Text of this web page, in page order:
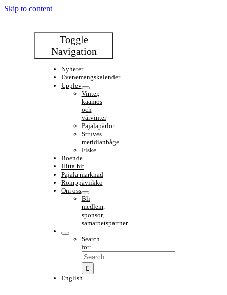
Skip to content
Toggle
Navigation
Nyheter
Evenemangskalender
Upplev
Vinter,
kaamos
och
vårvinter
Pajalapärlor
Struves
meridianbåge
Fiske
Boende
Hitta hit
Pajala marknad
Römppäviikko
Om oss
Bli
medlem,
sponsor,
samarbetspartner
Search
for:
English